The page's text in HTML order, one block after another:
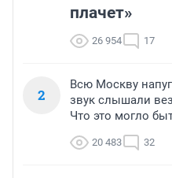
плачет»
26 954 17
2
Всю Москву
звук слышали
Что это могло
20 483 32